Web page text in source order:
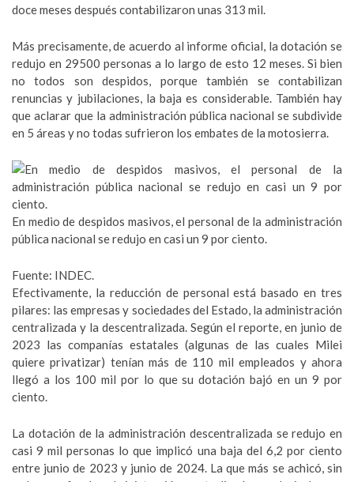
doce meses después contabilizaron unas 313 mil.
Más precisamente, de acuerdo al informe oficial, la dotación se
redujo en 29500 personas a lo largo de esto 12 meses. Si bien
no todos son despidos, porque también se contabilizan
renuncias y jubilaciones, la baja es considerable. También hay
que aclarar que la administración pública nacional se subdivide
en 5 áreas y no todas sufrieron los embates de la motosierra.
En medio de despidos masivos, el personal de la administración
pública nacional se redujo en casi un 9 por ciento.
Fuente: INDEC.
Efectivamente, la reducción de personal está basado en tres
pilares: las empresas y sociedades del Estado, la administración
centralizada y la descentralizada. Según el reporte, en junio de
2023 las companías estatales (algunas de las cuales Milei
quiere privatizar) tenían más de 110 mil empleados y ahora
llegó a los 100 mil por lo que su dotación bajó en un 9 por
ciento.
La dotación de la administración descentralizada se redujo en
casi 9 mil personas lo que implicó una baja del 6,2 por ciento
entre junio de 2023 y junio de 2024. La que más se achicó, sin